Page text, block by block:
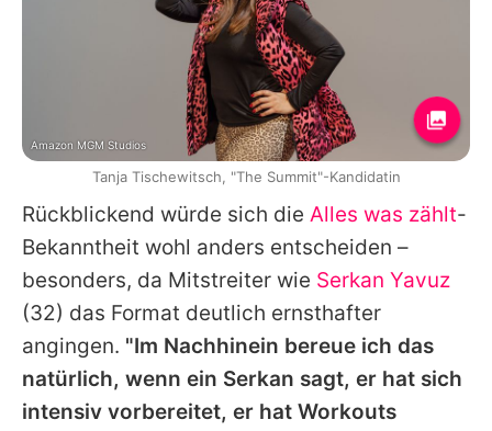
Rückblickend würde sich die Alles was zählt-
Bekanntheit wohl anders entscheiden –
besonders, da Mitstreiter wie Serkan Yavuz
(32) das Format deutlich ernsthafter
angingen. "Im Nachhinein bereue ich das
natürlich, wenn ein Serkan sagt, er hat sich
intensiv vorbereitet, er hat Workouts
Amazon MGM Studios
Tanja Tischewitsch, "The Summit"-Kandidatin